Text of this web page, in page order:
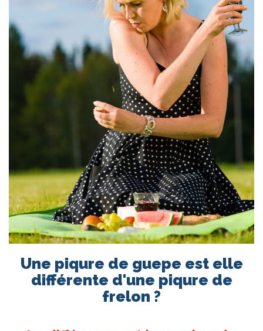
Une piqure de guepe est elle
différente d'une piqure de
frelon ?